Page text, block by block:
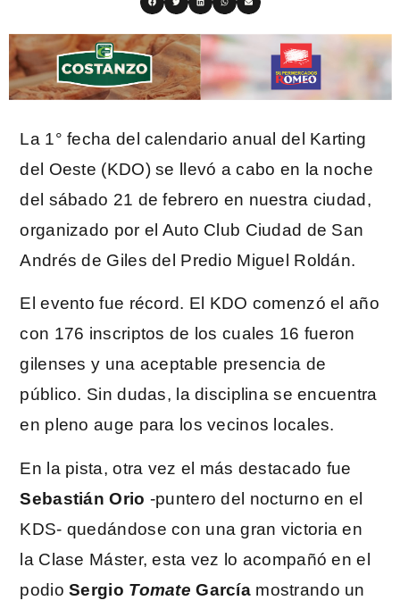
La 1° fecha del calendario anual del Karting
del Oeste (KDO) se llevó a cabo en la noche
del sábado 21 de febrero en nuestra ciudad,
organizado por el Auto Club Ciudad de San
Andrés de Giles del Predio Miguel Roldán.
El evento fue récord. El KDO comenzó el año
con 176 inscriptos de los cuales 16 fueron
gilenses y una aceptable presencia de
público. Sin dudas, la disciplina se encuentra
en pleno auge para los vecinos locales.
En la pista, otra vez el más destacado fue
Sebastián Orio -puntero del nocturno en el
KDS- quedándose con una gran victoria en
la Clase Máster, esta vez lo acompañó en el
podioSergio Tomate García mostrando un